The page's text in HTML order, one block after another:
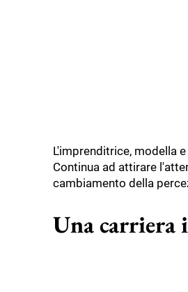
L'imprenditrice, modella
Continua ad attirare
cambiamento della
Una carriera